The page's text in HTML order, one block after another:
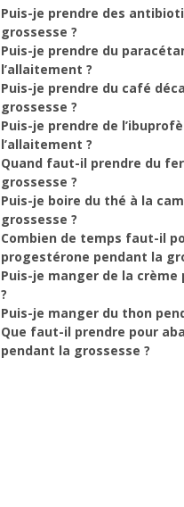
Puis-je prendre des
grossesse ?
Puis-je prendre du
l’allaitement ?
Puis-je prendre du café
grossesse ?
Puis-je prendre de
l’allaitement ?
Quand faut-il prendre du
grossesse ?
Puis-je boire du thé à la
grossesse ?
Combien de temps faut-il
progestérone pendant la
Puis-je manger de la
?
Puis-je manger du thon
Que faut-il prendre pour
pendant la grossesse ?